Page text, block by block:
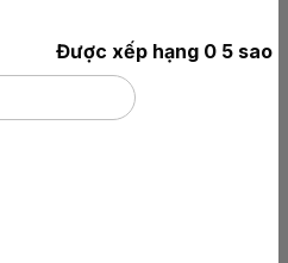
Được xếp hạng 0 5 sao